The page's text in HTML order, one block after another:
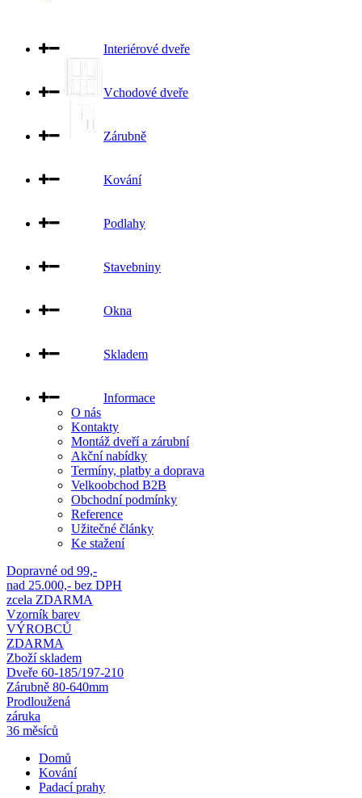
Interiérové dveře
Vchodové dveře
Zárubně
Kování
Podlahy
Stavebniny
Okna
Skladem
Informace
O nás
Kontakty
Montáž dveří a zárubní
Akční nabídky
Termíny, platby a doprava
Velkoobchod B2B
Obchodní podmínky
Reference
Užitečné články
Ke stažení
Dopravné od 99,-
nad 25.000,- bez DPH
zcela ZDARMA
Vzorník barev
VÝROBCŮ
ZDARMA
Zboží skladem
Dveře 60-185/197-210
Zárubně 80-640mm
Prodloužená
záruka
36 měsíců
Domů
Kování
Padací prahy